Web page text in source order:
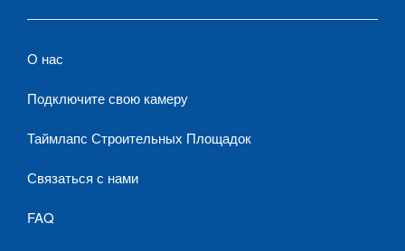
О нас
Подключите свою камеру
Таймлапс Строительных Площадок
Связаться с нами
FAQ